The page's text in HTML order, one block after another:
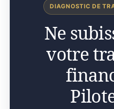
DIAGNOSTIC DE
Ne
votre